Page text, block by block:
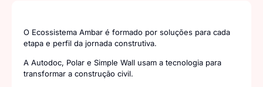
O Ecossistema Ambar é formado por soluções para cada
etapa e perfil da jornada construtiva.
A Autodoc, Polar e Simple Wall usam a tecnologia para
transformar a construção civil.